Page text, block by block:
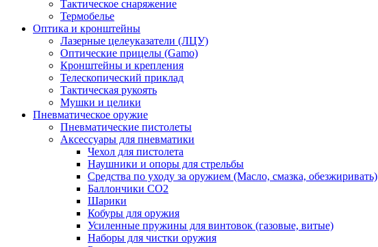
Тактическое снаряжение
Термобелье
Оптика и кронштейны
Лазерные целеуказатели (ЛЦУ)
Оптические прицелы (Gamo)
Кронштейны и крепления
Телескопический приклад
Тактическая рукоять
Мушки и целики
Пневматическое оружие
Пневматические пистолеты
Аксессуары для пневматики
Чехол для пистолета
Наушники и опоры для стрельбы
Средства по уходу за оружием (Масло, смазка, обезжиривать)
Баллончики CO2
Шарики
Кобуры для оружия
Усиленные пружины для винтовок (газовые, витые)
Наборы для чистки оружия